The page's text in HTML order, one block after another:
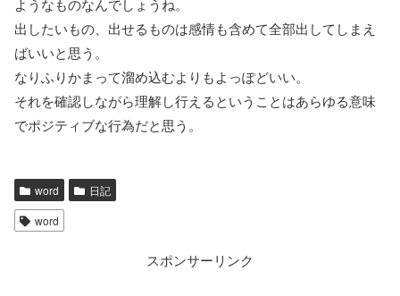
ようなものなんでしょうね。
出したいもの、出せるものは感情も含めて全部出してしまえ
ばいいと思う。
なりふりかまって溜め込むよりもよっぽどいい。
それを確認しながら理解し行えるということはあらゆる意味
でポジティブな行為だと思う。
word 日記
word
スポンサーリンク